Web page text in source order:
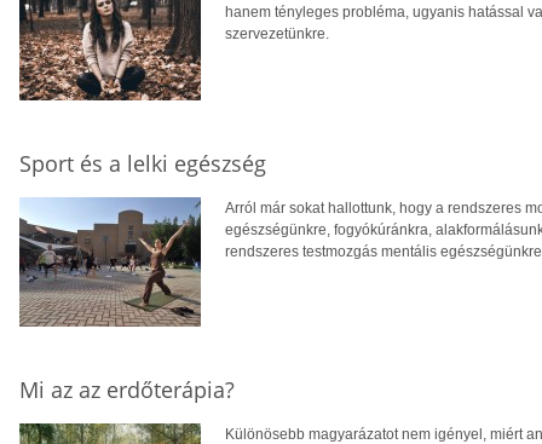
hanem tényleges probléma, ugyanis hatással
szervezetünkre.
Sport és a lelki egészség
Arról már sokat hallottunk, hogy a rendszeres
egészségünkre, fogyókúránkra,
rendszeres testmozgás mentális
Mi az az erdőterápia?
Különösebb magyarázatot nem igényel, miért